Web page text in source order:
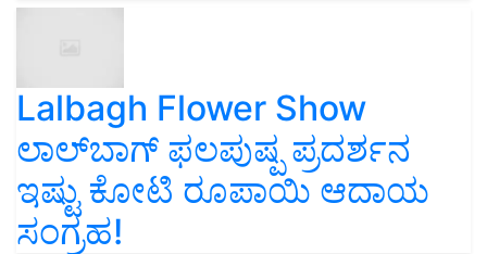
Lalbagh Flower Show
ಲಾಲ್‌ಬಾಗ್ ಫಲಪುಷ್ಪ ಪ್ರದರ್ಶನ
ಇಷ್ಟು ಕೋಟಿ ರೂಪಾಯಿ ಆದಾಯ
ಸಂಗ್ರಹ!